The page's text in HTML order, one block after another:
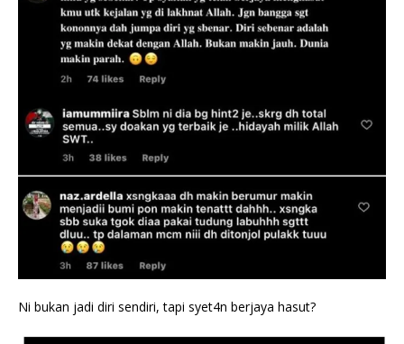
Ni bukan jadi diri sendiri, tapi syet4n berjaya hasut?